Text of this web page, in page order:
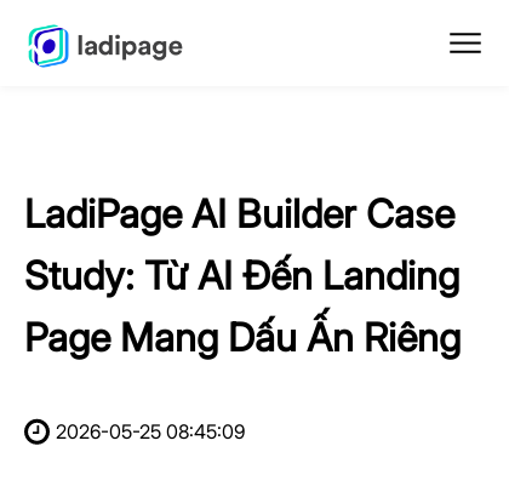
LadiPage AI Builder Case
Study: Từ AI Đến Landing
Page Mang Dấu Ấn Riêng
2026-05-25 08:45:09